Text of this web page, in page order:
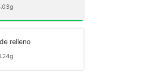
relleno